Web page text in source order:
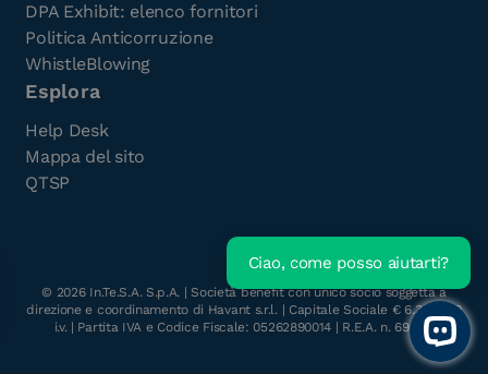
l'e-Book gratuito
DPA Exhibit: elenco fornitori
Politica Anticorruzione
WhistleBlowing
Esplora
Help Desk
Mappa del sito
QTSP
© 2026In.Te.S.A. S.p.A. | Società benefit con unico socio soggetta a
direzione e coordinamento di Havant s.r.l. | Capitale Sociale € 6.300.000
i.v. | Partita IVA e Codice Fiscale: 05262890014 | R.E.A. n. 696117
Open
Ciao, come posso aiutarti?